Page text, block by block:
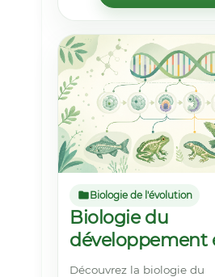
Biologie de l'évolution
Biologie du
développement
(évo-dévo)
Découvrez la biologie du